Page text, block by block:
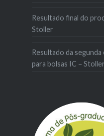
Resultado final do
Stoller
Resultado da
para bolsas IC – Stoller